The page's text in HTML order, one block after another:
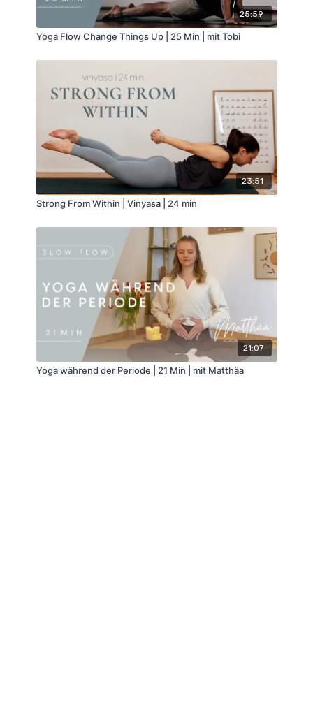
25:59
Yoga Flow Change Things Up | 25 Min | mit Tobi
23:51
Strong From Within | Vinyasa | 24 min
21:07
Yoga während der Periode | 21 Min | mit Matthäa